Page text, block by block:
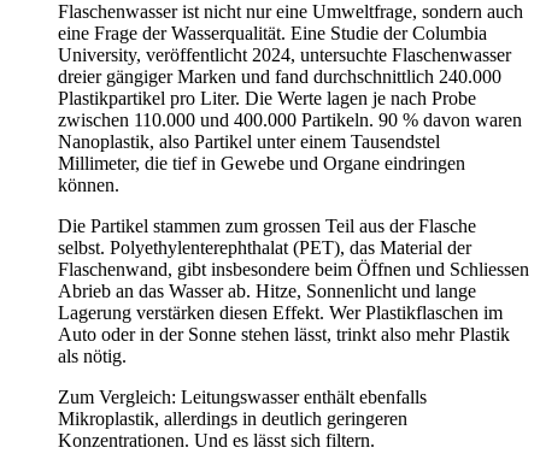
Flaschenwasser ist nicht nur eine Umweltfrage, sondern auch
eine Frage der Wasserqualität. Eine Studie der Columbia
University, veröffentlicht 2024, untersuchte Flaschenwasser
dreier gängiger Marken und fand durchschnittlich 240.000
Plastikpartikel pro Liter. Die Werte lagen je nach Probe
zwischen 110.000 und 400.000 Partikeln. 90 % davon waren
Nanoplastik, also Partikel unter einem Tausendstel
Millimeter, die tief in Gewebe und Organe eindringen
können.
Die Partikel stammen zum grossen Teil aus der Flasche
selbst. Polyethylenterephthalat (PET), das Material der
Flaschenwand, gibt insbesondere beim Öffnen und Schliessen
Abrieb an das Wasser ab. Hitze, Sonnenlicht und lange
Lagerung verstärken diesen Effekt. Wer Plastikflaschen im
Auto oder in der Sonne stehen lässt, trinkt also mehr Plastik
als nötig.
Zum Vergleich: Leitungswasser enthält ebenfalls
Mikroplastik, allerdings in deutlich geringeren
Konzentrationen. Und es lässt sich filtern.